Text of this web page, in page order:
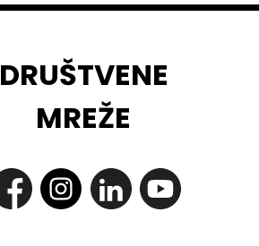
DRUŠTVENE
MREŽE